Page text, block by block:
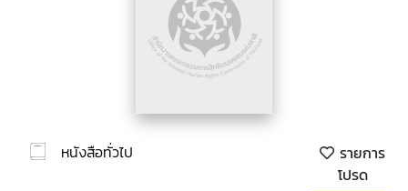
หนังสือทั่วไป
รายการ
โปรด